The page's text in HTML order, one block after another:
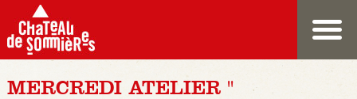
MERCREDI ATELIER "